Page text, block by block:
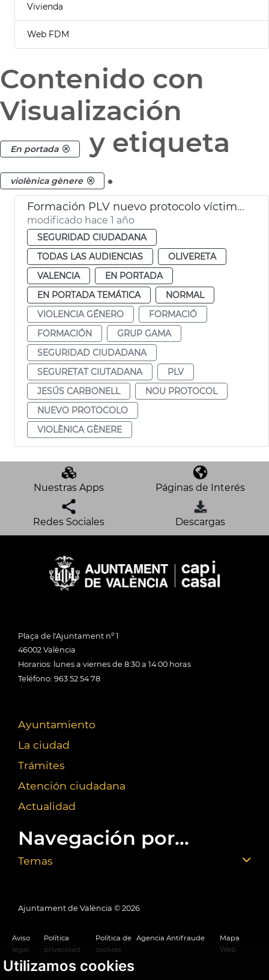
Utilizamos cookies
Vivienda
Web FDM
Contenido con
Visualización
En portada y etiqueta
violènica gènere .
Formación PLV nuevo protocolo víctimas violencia género
modificado hace 1 año
SEGURIDAD CIUDADANA
TODAS LAS AUDIENCIAS
OLIVERETA
VALENCIA
EN PORTADA
EN PORTADA TEMÁTICA
NORMAL
VIOLENCIA GÉNERO
FORMACIÓ
FORMACIÓN
GRUP GAMA
SEGURIDAD CIUDADANA
SEGURETAT CIUTADANA
PLV
JESÚS CARBONELL
NOU PROTOCOL
NUEVO PROTOCOLO
VIOLÈNICA GÈNERE
Nuestras Apps Páginas de Interés
Redes Sociales Descargas
Plaça de l'Ajuntament nº 1
46002 València
Horarios: lunes a viernes de 8:30 a 14:00 horas
Teléfono: 963 52 54 78
Ayuntamiento
La ciudad
Trámites
Atención ciudadana
Actualidad
Navegación por...
Temas
Ajuntament de València © 2026
Aviso
legal
Política
privacidad
Política de
cookies
Agencia Antifraude
Mapa
Web